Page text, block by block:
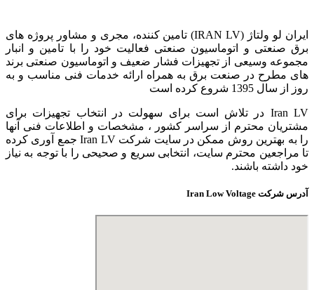
ایران لو ولتاژ (IRAN LV) تامین کننده، مجری و مشاور پروژه های
برق صنعتی و اتوماسیون صنعتی فعالیت خود را با تامین و انبار
مجموعه وسیعی از تجهیزات فشار ضعیف و اتوماسیون صنعتی برند
های مطرح در صنعت برق به همراه ارائه خدمات فنی مناسب و به
روز از سال 1395 شروع کرده است
Iran LV در تلاش است برای سهولت در انتخاب تجهیزات برای
مشتریان محترم از سراسر کشور ، مشخصات و اطلاعات فنی آنها
را به بهترین روش ممکن در سایت شرکت Iran LV جمع آوری کرده
تا مراجعین محترم سایت، انتخابی سریع و صحیحی را با توجه به نیاز
خود داشته باشند.
آدرس شرکت Iran Low Voltage